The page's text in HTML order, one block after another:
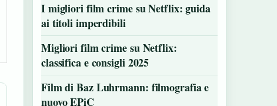
I migliori film crime su Netflix: guida
ai titoli imperdibili
Migliori film crime su Netflix:
classifica e consigli 2025
Film di Baz Luhrmann: filmografia e
nuovo EPiC